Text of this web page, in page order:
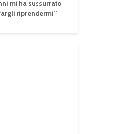
mi ha sussurrato
riprendermi”